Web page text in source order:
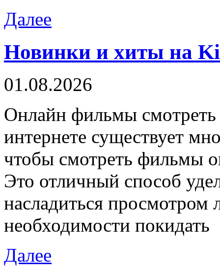
Далее
Новинки и хиты на
01.08.2026
Oнлaйн фильмы смoтрeть
интернете существует
чтобы смотреть фильмы
Это отличный способ
насладиться
необходимости покидать
Далее